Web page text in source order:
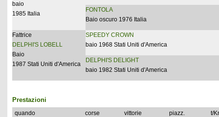
baio
1985 Italia
FONTOLA
Baio oscuro 1976 Italia
Fattrice
DELPHI'S LOBELL
Baio
1987 Stati Uniti d'America
SPEEDY CROWN
baio 1968 Stati Uniti d'America
DELPHI'S DELIGHT
baio 1982 Stati Uniti d'America
Prestazioni
quando corse vittorie piazz.
t/